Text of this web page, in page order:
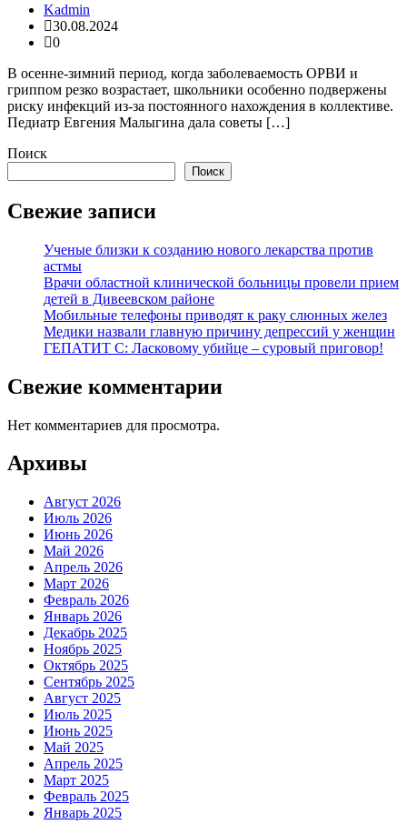
Kadmin
30.08.2024
0
В осенне-зимний период, когда заболеваемость ОРВИ и
гриппом резко возрастает, школьники особенно подвержены
риску инфекций из-за постоянного нахождения в коллективе.
Педиатр Евгения Малыгина дала советы […]
Поиск
Поиск
Свежие записи
Ученые близки к созданию нового лекарства против
астмы
Врачи областной клинической больницы провели прием
детей в Дивеевском районе
Мобильные телефоны приводят к раку слюнных желез
Медики назвали главную причину депрессий у женщин
ГЕПАТИТ С: Ласковому убийце – суровый приговор!
Свежие комментарии
Нет комментариев для просмотра.
Архивы
Август 2026
Июль 2026
Июнь 2026
Май 2026
Апрель 2026
Март 2026
Февраль 2026
Январь 2026
Декабрь 2025
Ноябрь 2025
Октябрь 2025
Сентябрь 2025
Август 2025
Июль 2025
Июнь 2025
Май 2025
Апрель 2025
Март 2025
Февраль 2025
Январь 2025